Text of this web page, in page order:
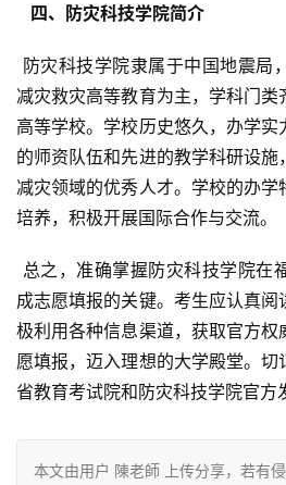
  四、防灾科技学院简介
减灾救灾高等教育为主，学科门
高等学校。学校历史悠久，办学
的师资队伍和先进的教学科研设
减灾领域的优秀人才。学校的办
培养，积极开展国际合作与交流。
成志愿填报的关键。考生应认真
极利用各种信息渠道，获取官方
愿填报，迈入理想的大学殿堂。
省教育考试院和防灾科技学院官方
本文由用户 陳老師 上传分享，若有